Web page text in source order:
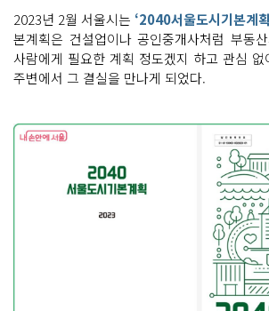
2023년 2월 서울시는 ‘2040서울도시기본계
본계획은 건설업이나 공인중개사처럼 부동
사람에게 필요한 계획 정도겠지 하고 관심 없
주변에서 그 결실을 만나게 되었다.